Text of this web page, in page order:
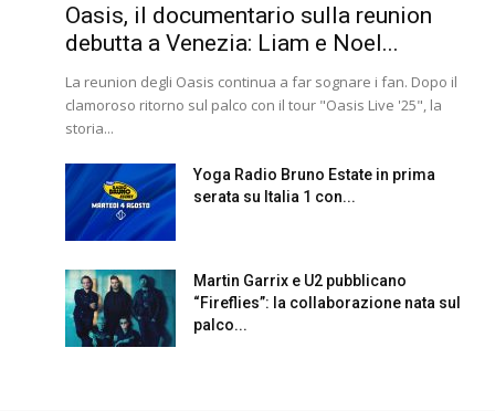
Oasis, il documentario sulla reunion
debutta a Venezia: Liam e Noel...
La reunion degli Oasis continua a far sognare i fan. Dopo il
clamoroso ritorno sul palco con il tour "Oasis Live '25", la
storia...
Yoga Radio Bruno Estate in prima
serata su Italia 1 con...
Martin Garrix e U2 pubblicano
“Fireflies”: la collaborazione nata sul
palco...